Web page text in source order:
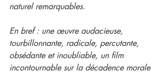
naturel remarquables.
En bref : une œuvre audacieuse,
tourbillonnante, radicale, percutante,
obsédante et inoubliable, un film
incontournable sur la décadence morale